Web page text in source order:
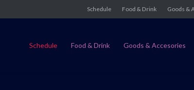
Schedule Food & Drink Goods &
Schedule Food & Drink Goods & Accesories